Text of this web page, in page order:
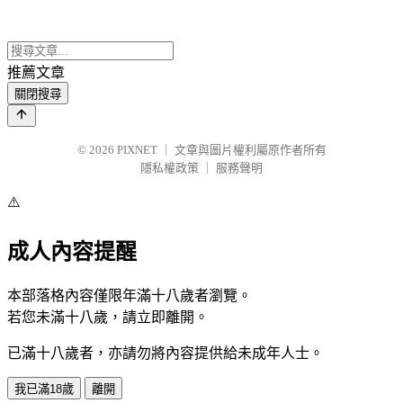
推薦文章
關閉搜尋
© 2026 PIXNET
文章與圖片權利屬原作者所有
隱私權政策
服務聲明
⚠️
成人內容提醒
本部落格內容僅限年滿十八歲者瀏覽。
若您未滿十八歲，請立即離開。
已滿十八歲者，亦請勿將內容提供給未成年人士。
我已滿18歲 離開